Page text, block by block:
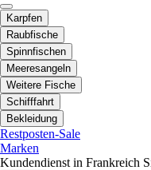
Karpfen
Raubfische
Spinnfischen
Meeresangeln
Weitere Fische
Schifffahrt
Bekleidung
Restposten-Sale
Marken
Kundendienst in Frankreich